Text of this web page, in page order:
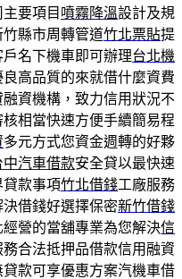
要項目 噴霧降溫設計及規
縣市周轉管道竹北票貼提
名下機車即可辦理台北機
高品質的來就借什麼資費
資機構，致力信用狀況不
核相當快速方便手續簡易程
多元方式您資金週轉的好夥
中汽車借款安全貸以最快速
款事項竹北借錢工廠服務
借錢好選擇保密新竹借錢
營的當舖專業為您解決信
合法抵押品借款信用融資
款可享優惠方案汽機車借